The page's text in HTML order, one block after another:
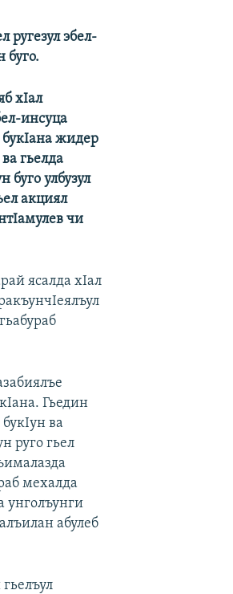
ругезул эбел-
буго.
хIал
инсуца
букIана жидер
гьелда
буго улбузул
акциял
чи
ясалда хIал
Гьедин
ва
руго гьел
мехалда
унголъунги
абулеб